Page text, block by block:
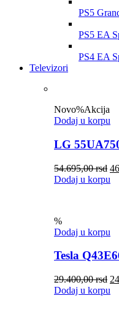
PS5
PS5 EA
PS4 EA
Televizori
Novo%Akcija
Dodaj u korpu
LG
54.695,00rsd
Dodaj u korpu
%
Dodaj u korpu
Tesla
29.400,00rsd
Dodaj u korpu